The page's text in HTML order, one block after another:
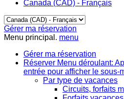
Canada (CAD) - Français
Gérer ma réservation
Menu principal. menu
Gérer ma réservation
Réserver Menu déroulant:
entrée pour afficher le sous-
Par type de vacances
Circuits, forfaits